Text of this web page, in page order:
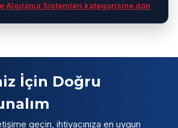
Algılama Sistemleri kategorisine dön
İçin Doğru
geçin, ihtiyacınıza en uygun